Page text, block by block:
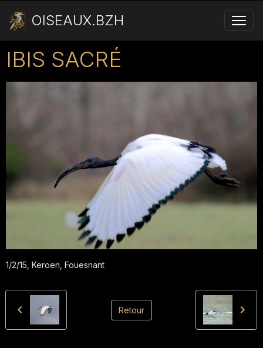
OISEAUX.BZH
IBIS SACRÉ
1/2/15, Keroen, Fouesnant
Retour